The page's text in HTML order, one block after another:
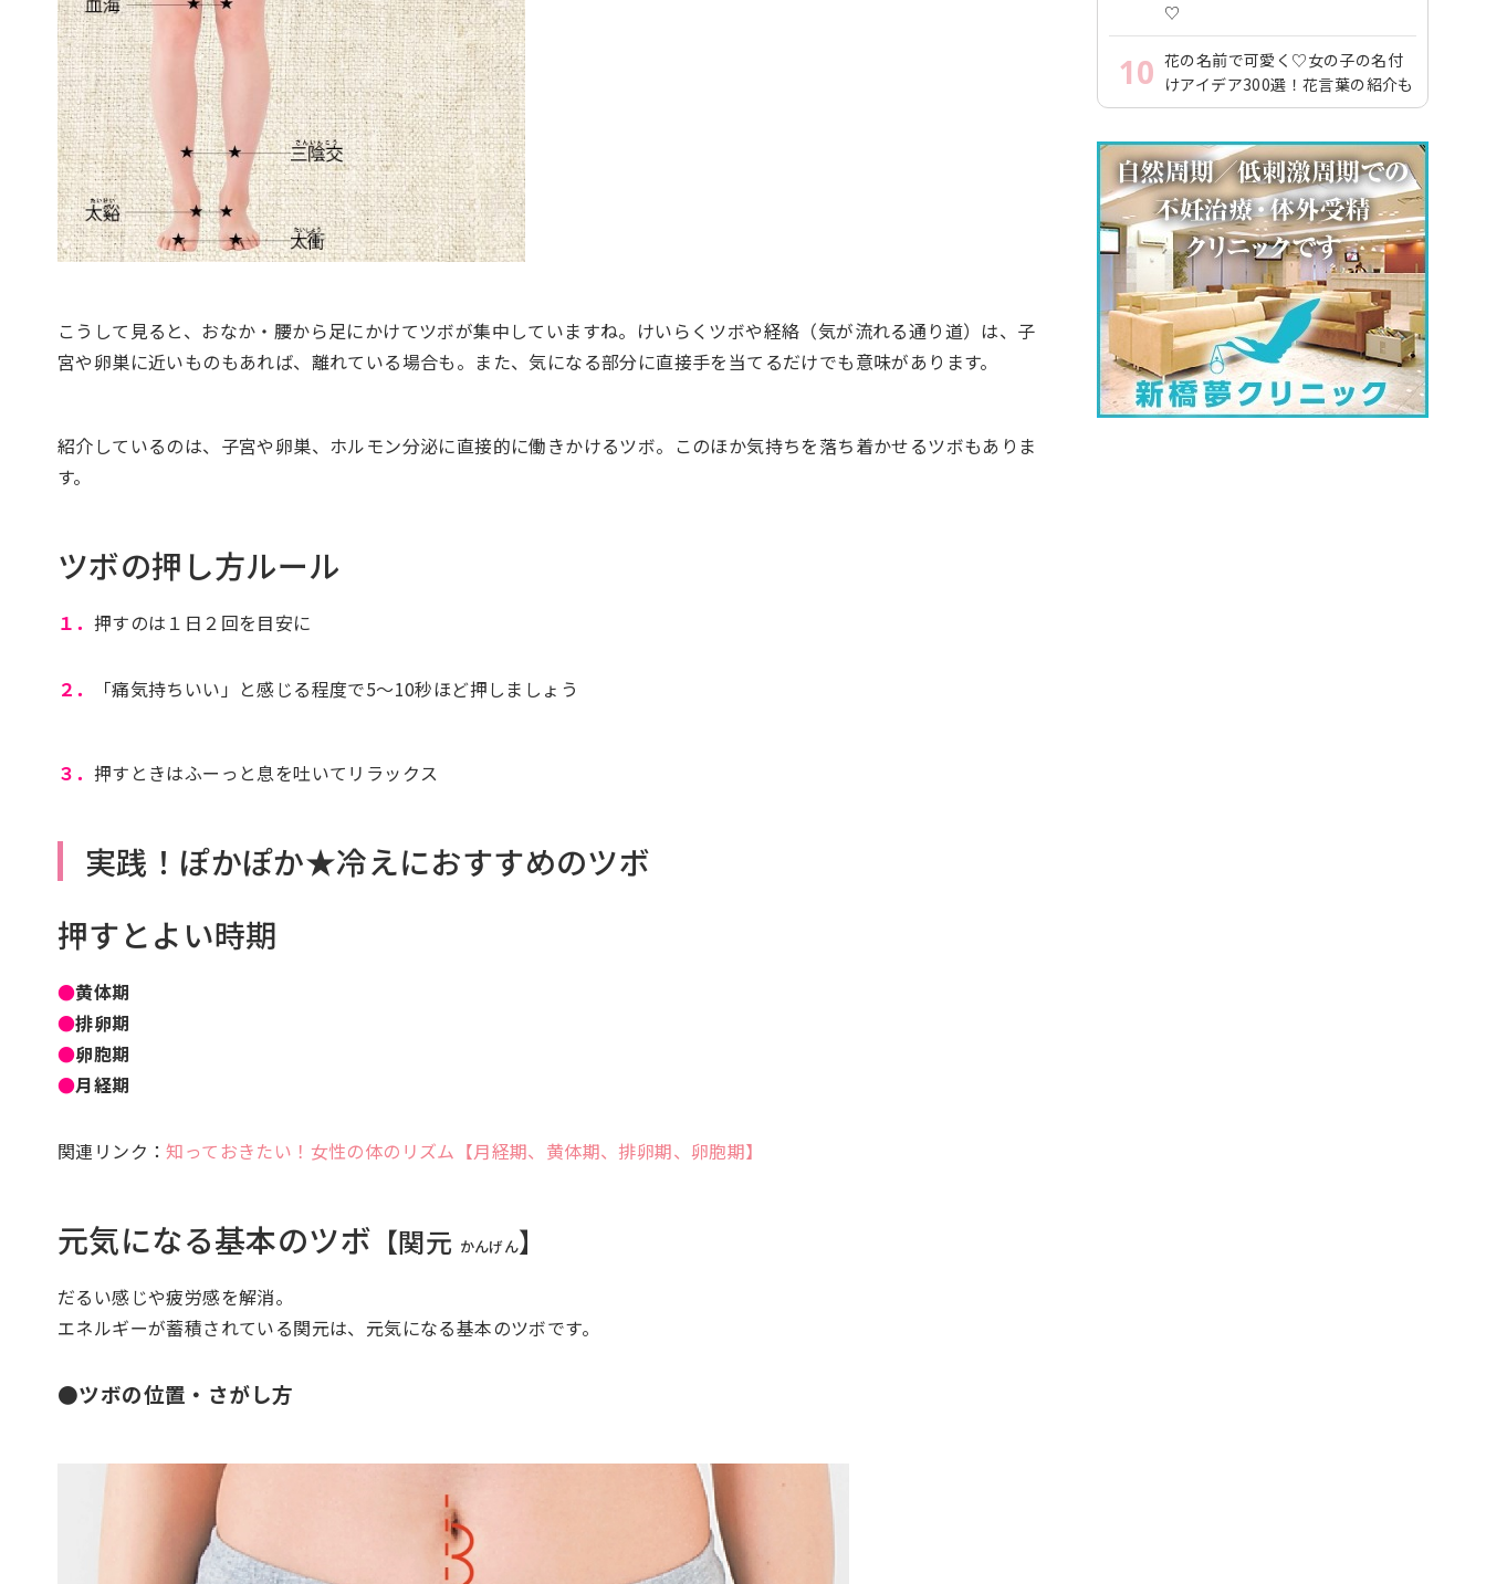
こうして見ると、おなか・腰から足にかけてツボが集中していますね。けいらくツボや経絡（気が流れる通り道）は、子
宮や卵巣に近いものもあれば、離れている場合も。また、気になる部分に直接手を当てるだけでも意味があります。
紹介しているのは、子宮や卵巣、ホルモン分泌に直接的に働きかけるツボ。このほか気持ちを落ち着かせるツボもありま
す。
ツボの押し方ルール
１． 押すのは１日２回を目安に
２． 「痛気持ちいい」と感じる程度で5〜10秒ほど押しましょう
３． 押すときはふーっと息を吐いてリラックス
実践！ぽかぽか★冷えにおすすめのツボ
押すとよい時期
●黄体期
●排卵期
●卵胞期
●月経期
関連リンク：知っておきたい！女性の体のリズム【月経期、黄体期、排卵期、卵胞期】
元気になる基本のツボ 【関元 かんげん】
だるい感じや疲労感を解消。
エネルギーが蓄積されている関元は、元気になる基本のツボです。
●ツボの位置・さがし方
♡
10 花の名前で可愛く♡女の子の名付
けアイデア300選！花言葉の紹介も